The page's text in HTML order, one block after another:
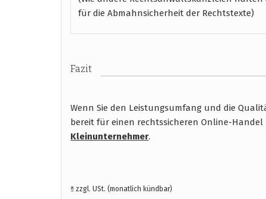
für die Abmahnsicherheit der Rechtstexte)
Fazit
Wenn Sie den Leistungsumfang und die
bereit für einen rechtssicheren Online-Handel
Kleinunternehmer.
ª zzgl. USt. (monatlich kündbar)